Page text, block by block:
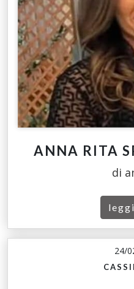
ANNA RITA
di
24/